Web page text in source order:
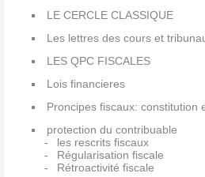
LE CERCLE CLASSIQUE
Les lettres des cours et
LES QPC FISCALES
Lois financieres
Proncipes fiscaux: constitution
protection du contribuable
les rescrits fiscaux
Régularisation fiscale
Rétroactivité fiscale